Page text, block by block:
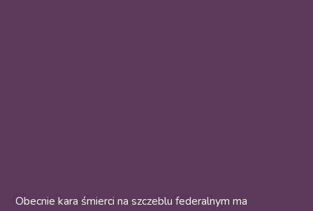
Obecnie kara śmierci na szczeblu federalnym ma